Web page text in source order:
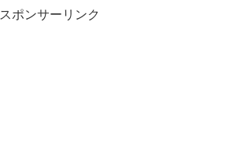
スポンサーリンク